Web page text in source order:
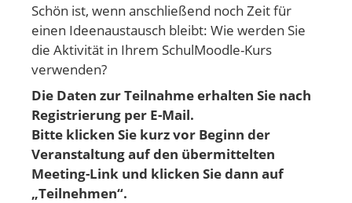
Schön ist, wenn anschließend noch Zeit für
einen Ideenaustausch bleibt: Wie werden Sie
die Aktivität in Ihrem SchulMoodle-Kurs
verwenden?
Die Daten zur Teilnahme erhalten Sie nach
Registrierung per E-Mail.
Bitte klicken Sie kurz vor Beginn der
Veranstaltung auf den übermittelten
Meeting-Link und klicken Sie dann auf
„Teilnehmen“.